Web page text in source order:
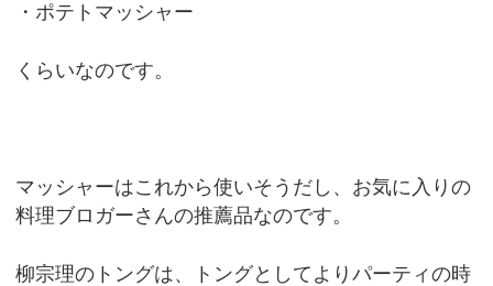
・ポテトマッシャー
くらいなのです。
マッシャーはこれから使いそうだし、お気に入りの
料理ブロガーさんの推薦品なのです。
柳宗理のトングは、トングとしてよりパーティの時